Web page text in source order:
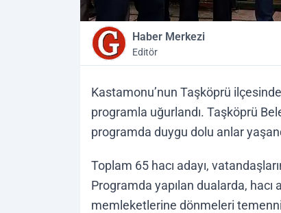
Haber Merkezi
Editör
Kastamonu’nun Taşköprü
programla uğurlandı. Taşköprü
programda duygu dolu anlar
Toplam 65 hacı adayı,
Programda yapılan dualarda, hacı
memleketlerine dönmeleri